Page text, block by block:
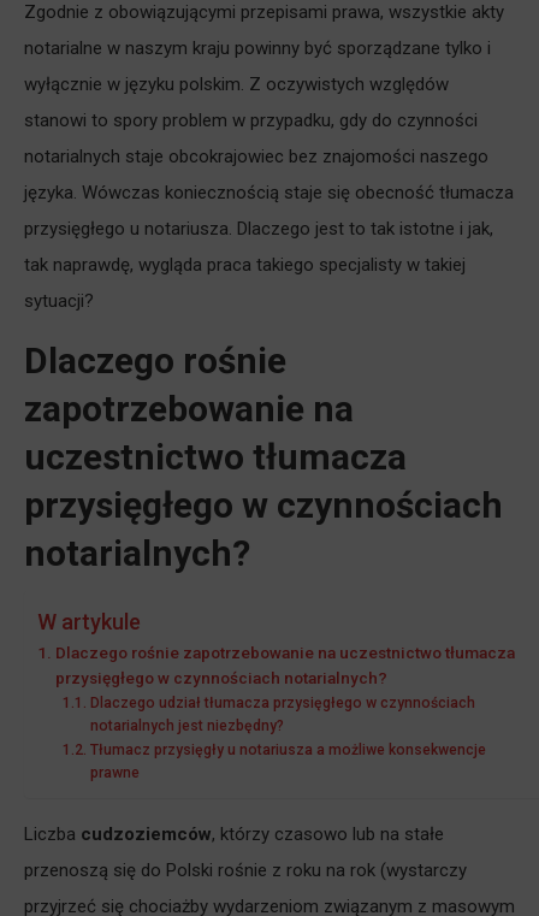
Zgodnie z obowiązującymi przepisami prawa, wszystkie akty
notarialne w naszym kraju powinny być sporządzane tylko i
wyłącznie w języku polskim. Z oczywistych względów
stanowi to spory problem w przypadku, gdy do czynności
notarialnych staje obcokrajowiec bez znajomości naszego
języka. Wówczas koniecznością staje się obecność tłumacza
przysięgłego u notariusza. Dlaczego jest to tak istotne i jak,
tak naprawdę, wygląda praca takiego specjalisty w takiej
sytuacji?
Dlaczego rośnie
zapotrzebowanie na
uczestnictwo tłumacza
przysięgłego w czynnościach
notarialnych?
W artykule
Dlaczego rośnie zapotrzebowanie na uczestnictwo tłumacza
przysięgłego w czynnościach notarialnych?
Dlaczego udział tłumacza przysięgłego w czynnościach
notarialnych jest niezbędny?
Tłumacz przysięgły u notariusza a możliwe konsekwencje
prawne
Liczba cudzoziemców, którzy czasowo lub na stałe
przenoszą się do Polski rośnie z roku na rok (wystarczy
przyjrzeć się chociażby wydarzeniom związanym z masowym